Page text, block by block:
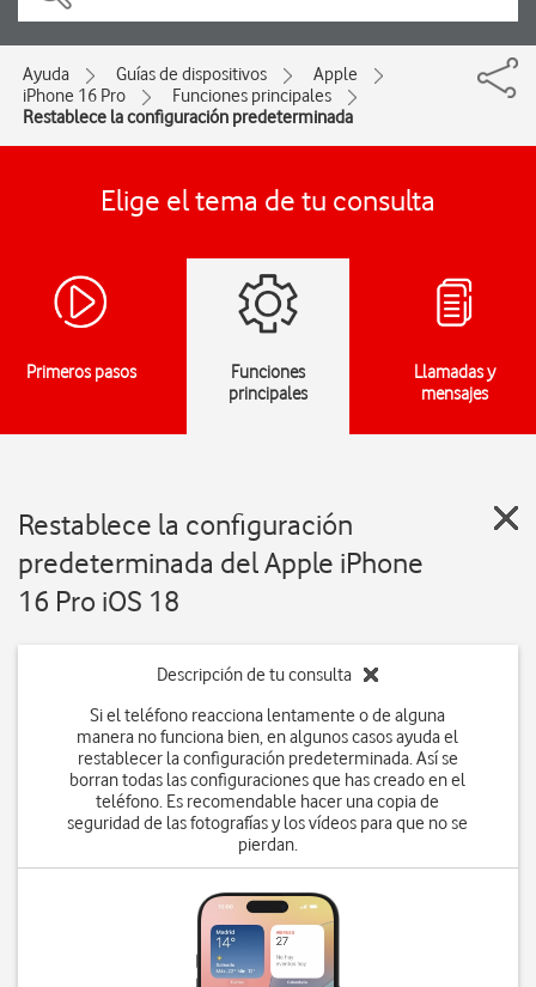
Ayuda Guías de dispositivos
Apple
iPhone 16 Pro
Funciones principales
Restablece la configuración predeterminada
Elige el tema de tu consulta
Primeros pasos
Funciones
principales
Llamadas y
mensajes
Restablece la configuración
predeterminada del Apple iPhone
16 Pro iOS 18
Descripción de tu consulta
Si el teléfono reacciona lentamente o de alguna
manera no funciona bien, en algunos casos ayuda el
restablecer la configuración predeterminada. Así se
borran todas las configuraciones que has creado en el
teléfono. Es recomendable hacer una copia de
seguridad de las fotografías y los vídeos para que no se
pierdan.